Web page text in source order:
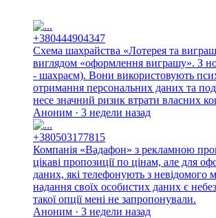
+380444904347
Схема шахрайства «Лотерея та
виглядом «оформлення виграшу». З
- шахраєм). Вони використовують
отримання персональних даних та
несе значний ризик втрати власних
Аноним · 3 недели назад
+380503177815
Компанія «Вадафон» з рекламною
цікаві пропозиції по цінам, але для
даних, які телефонують з
надання своїх особистих даних є
такої опції мені не запропонували.
Аноним · 3 недели назад